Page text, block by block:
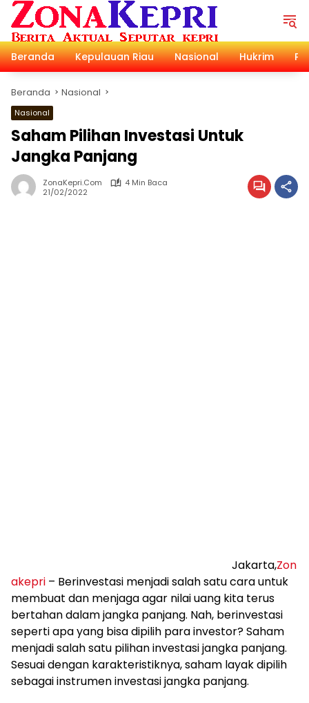
Langsung
konten
Beranda
Kepulauan Riau Nasional Hukrim
Beranda Nasional
Nasional
Saham Pilihan Investasi Untuk
Jangka Panjang
ZonaKepri.com
4 Min Baca
21/02/2022
Jakarta,Zon
akepri – Berinvestasi menjadi salah satu cara untuk
membuat dan menjaga agar nilai uang kita terus
bertahan dalam jangka panjang. Nah, berinvestasi
seperti apa yang bisa dipilih para investor? Saham
menjadi salah satu pilihan investasi jangka panjang.
Sesuai dengan karakteristiknya, saham layak dipilih
sebagai instrumen investasi jangka panjang.